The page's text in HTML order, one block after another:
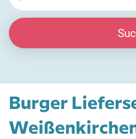
Burger